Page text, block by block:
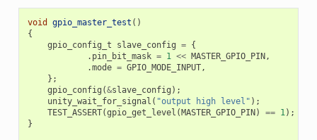
void gpio_master_test ()
{
gpio_config_t
slave_config = {
. pin_bit_mask = 1 << MASTER_GPIO_PIN,
.mode = GPIO_MODE_INPUT,
};
gpio_config (&slave_config );
unity_wait_for_signal ( "output high level" );
TEST_ASSERT(gpio_get_level (MASTER_GPIO_PIN) == 1);
}